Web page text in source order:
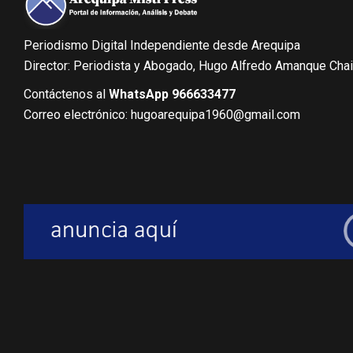
Periodismo Digital Independiente desde Arequipa
Director: Periodista y Abogado, Hugo Alfredo Amanque
Contáctenos al WhatsApp 966633477
Correo electrónico: hugoarequipa1960@gmail.com